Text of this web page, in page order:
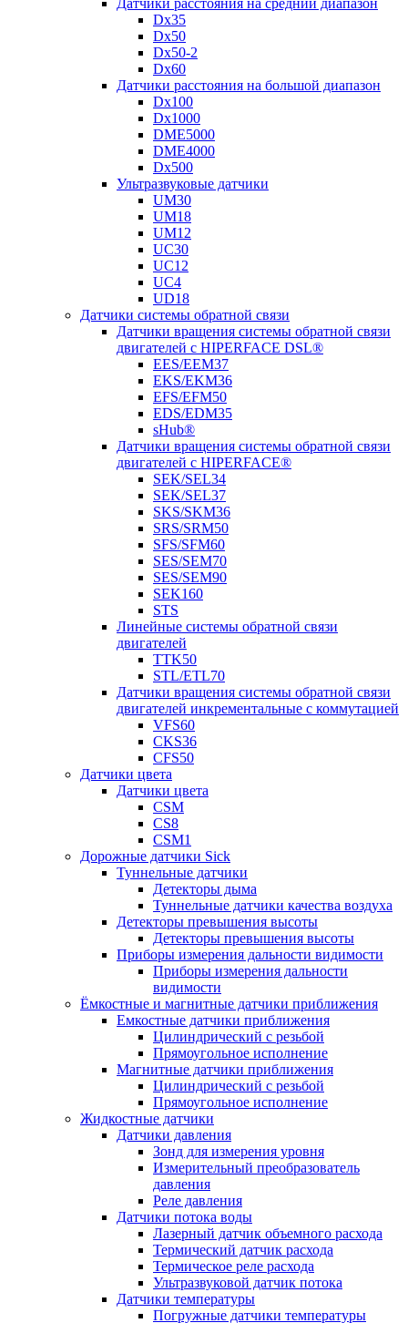
Датчики расстояния на средний диапазон
Dx35
Dx50
Dx50-2
Dx60
Датчики расстояния на большой диапазон
Dx100
Dx1000
DME5000
DME4000
Dx500
Ультразвуковые датчики
UM30
UM18
UM12
UC30
UC12
UC4
UD18
Датчики системы обратной связи
Датчики вращения системы обратной связи
двигателей с HIPERFACE DSL®
EES/EEM37
EKS/EKM36
EFS/EFM50
EDS/EDM35
sHub®
Датчики вращения системы обратной связи
двигателей с HIPERFACE®
SEK/SEL34
SEK/SEL37
SKS/SKM36
SRS/SRM50
SFS/SFM60
SES/SEM70
SES/SEM90
SEK160
STS
Линейные системы обратной связи
двигателей
TTK50
STL/ETL70
Датчики вращения системы обратной связи
двигателей инкрементальные с коммутацией
VFS60
CKS36
CFS50
Датчики цвета
Датчики цвета
CSM
CS8
CSM1
Дорожные датчики Sick
Туннельные датчики
Детекторы дыма
Туннельные датчики качества воздуха
Детекторы превышения высоты
Детекторы превышения высоты
Приборы измерения дальности видимости
Приборы измерения дальности
видимости
Ёмкостные и магнитные датчики приближения
Емкостные датчики приближения
Цилиндрический с резьбой
Прямоугольное исполнение
Магнитные датчики приближения
Цилиндрический с резьбой
Прямоугольное исполнение
Жидкостные датчики
Датчики давления
Зонд для измерения уровня
Измерительный преобразователь
давления
Реле давления
Датчики потока воды
Лазерный датчик объемного расхода
Термический датчик расхода
Термическое реле расхода
Ультразвуковой датчик потока
Датчики температуры
Погружные датчики температуры